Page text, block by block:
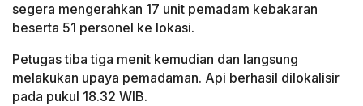
segera mengerahkan 17 unit pemadam kebakaran
beserta 51 personel ke lokasi.
Petugas tiba tiga menit kemudian dan langsung
melakukan upaya pemadaman. Api berhasil dilokalisir
pada pukul 18.32 WIB.